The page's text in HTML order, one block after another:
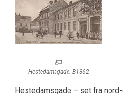
Hestedamsgade. B1362
Hestedamsgade – set fra